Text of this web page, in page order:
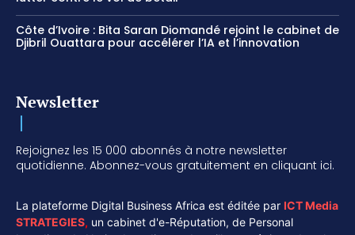
Côte d’Ivoire : Bita Saran Diomandé rejoint le cabinet de
Djibril Ouattara pour accélérer l’IA et l’innovation
Newsletter
Rejoignez les 15 000 abonnés à notre newsletter
quotidienne. Abonnez-vous gratuitement en cliquant ici.
La plateforme Digital Business Africa est éditée par ICT Media
STRATEGIES, un cabinet d'e-Réputation, de Personal